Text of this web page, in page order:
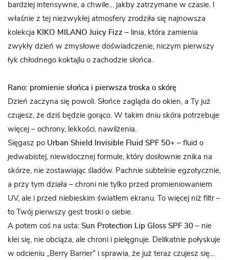
bardziej intensywne, a chwile… jakby zatrzymane w czasie. I
właśnie z tej niezwykłej atmosfery zrodziła się najnowsza
kolekcja KIKO MILANO Juicy Fizz – linia, która zamienia
zwykły dzień w zmysłowe doświadczenie, niczym pierwszy
łyk chłodnego koktajlu o zachodzie słońca.
Rano: promienie słońca i pierwsza troska o skórę
Dzień zaczyna się powoli. Słońce zagląda do okien, a Ty już
czujesz, że dziś będzie gorąco. W takim dniu skóra potrzebuje
więcej – ochrony, lekkości, nawilżenia.
Sięgasz po Urban Shield Invisible Fluid SPF 50+ – fluid o
jedwabistej, niewidocznej formule, który dosłownie znika na
skórze, nie zostawiając śladów. Pachnie subtelnie egzotycznie,
a przy tym działa – chroni nie tylko przed promieniowaniem
UV, ale i przed niebieskim światłem ekranu. To więcej niż filtr –
to Twój pierwszy gest troski o siebie.
A potem coś na usta: Sun Protection Lip Gloss SPF 30 – nie
klei się, nie obciąża, ale chroni i pielęgnuje. Delikatnie połyskuje
w odcieniu „Berry Barrier” i sprawia, że już teraz czujesz się…